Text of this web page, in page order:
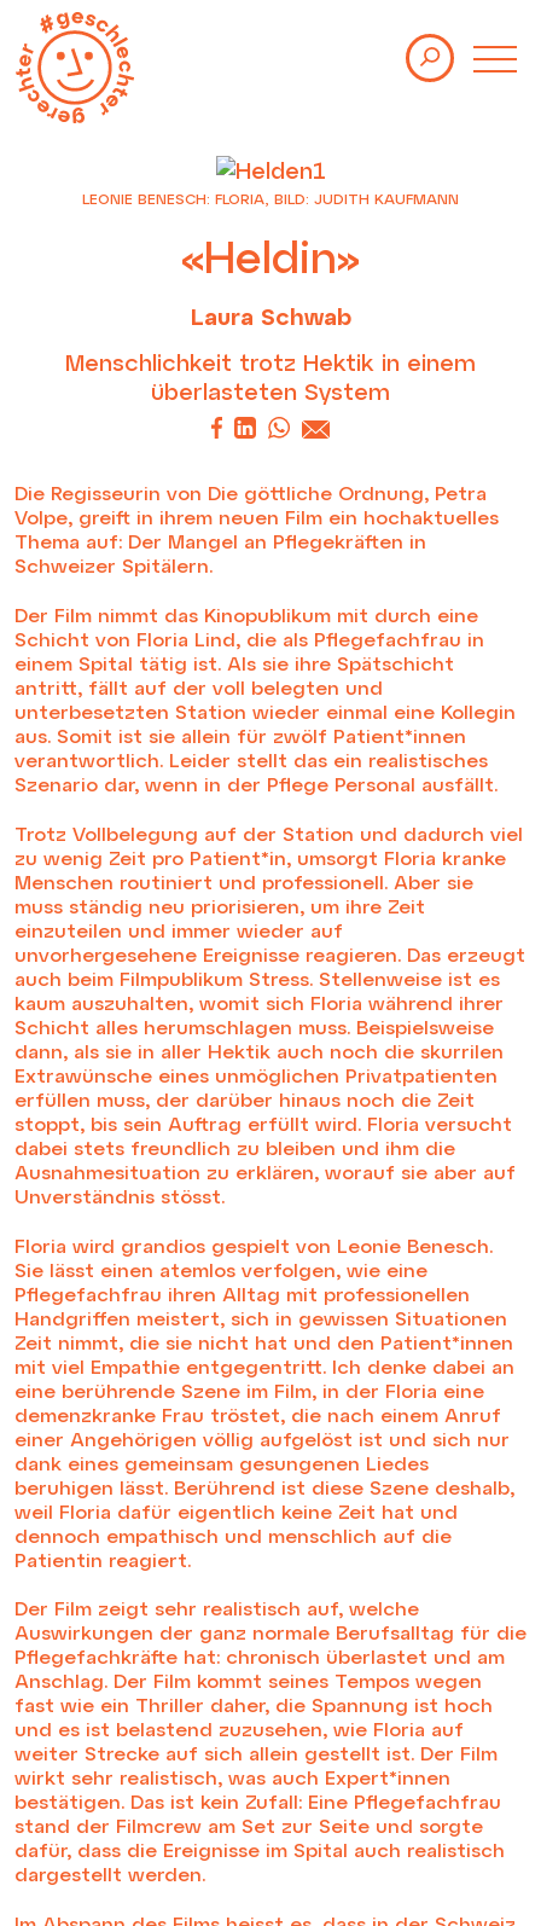
Themen
Kolumnen
Newsletter
LEONIE BENESCH: FLORIA, BILD: JUDITH KAUFMANN
«Heldin»
Laura Schwab
Menschlichkeit trotz Hektik in einem
überlasteten System
Die Regisseurin von Die göttliche Ordnung, Petra
Volpe, greift in ihrem neuen Film ein hochaktuelles
Thema auf: Der Mangel an Pflegekräften in
Schweizer Spitälern.
Der Film nimmt das Kinopublikum mit durch eine
Schicht von Floria Lind, die als Pflegefachfrau in
einem Spital tätig ist. Als sie ihre Spätschicht
antritt, fällt auf der voll belegten und
unterbesetzten Station wieder einmal eine Kollegin
aus. Somit ist sie allein für zwölf Patient*innen
verantwortlich. Leider stellt das ein realistisches
Szenario dar, wenn in der Pflege Personal ausfällt.
Trotz Vollbelegung auf der Station und dadurch viel
zu wenig Zeit pro Patient*in, umsorgt Floria kranke
Menschen routiniert und professionell. Aber sie
muss ständig neu priorisieren, um ihre Zeit
einzuteilen und immer wieder auf
unvorhergesehene Ereignisse reagieren. Das erzeugt
auch beim Filmpublikum Stress. Stellenweise ist es
kaum auszuhalten, womit sich Floria während ihrer
Schicht alles herumschlagen muss. Beispielsweise
dann, als sie in aller Hektik auch noch die skurrilen
Extrawünsche eines unmöglichen Privatpatienten
erfüllen muss, der darüber hinaus noch die Zeit
stoppt, bis sein Auftrag erfüllt wird. Floria versucht
dabei stets freundlich zu bleiben und ihm die
Ausnahmesituation zu erklären, worauf sie aber auf
Unverständnis stösst.
Floria wird grandios gespielt von Leonie Benesch.
Sie lässt einen atemlos verfolgen, wie eine
Pflegefachfrau ihren Alltag mit professionellen
Handgriffen meistert, sich in gewissen Situationen
Zeit nimmt, die sie nicht hat und den Patient*innen
mit viel Empathie entgegentritt. Ich denke dabei an
eine berührende Szene im Film, in der Floria eine
demenzkranke Frau tröstet, die nach einem Anruf
einer Angehörigen völlig aufgelöst ist und sich nur
dank eines gemeinsam gesungenen Liedes
beruhigen lässt. Berührend ist diese Szene deshalb,
weil Floria dafür eigentlich keine Zeit hat und
dennoch empathisch und menschlich auf die
Patientin reagiert.
Der Film zeigt sehr realistisch auf, welche
Auswirkungen der ganz normale Berufsalltag für die
Pflegefachkräfte hat: chronisch überlastet und am
Anschlag. Der Film kommt seines Tempos wegen
fast wie ein Thriller daher, die Spannung ist hoch
und es ist belastend zuzusehen, wie Floria auf
weiter Strecke auf sich allein gestellt ist. Der Film
wirkt sehr realistisch, was auch Expert*innen
bestätigen. Das ist kein Zufall: Eine Pflegefachfrau
stand der Filmcrew am Set zur Seite und sorgte
dafür, dass die Ereignisse im Spital auch realistisch
dargestellt werden.